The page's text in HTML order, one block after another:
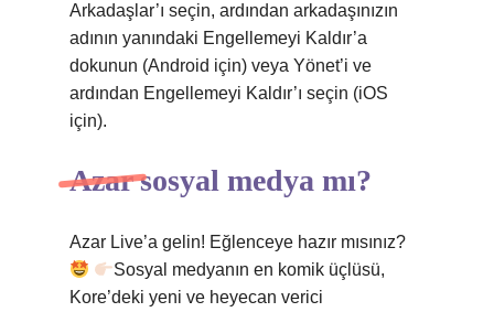
Arkadaşlar’ı seçin, ardından arkadaşınızın
adının yanındaki Engellemeyi Kaldır’a
dokunun (Android için) veya Yönet’i ve
ardından Engellemeyi Kaldır’ı seçin (iOS
için).
Azar sosyal medya mı?
Azar Live’a gelin! Eğlenceye hazır mısınız?
Sosyal medyanın en komik üçlüsü,
Kore’deki yeni ve heyecan verici